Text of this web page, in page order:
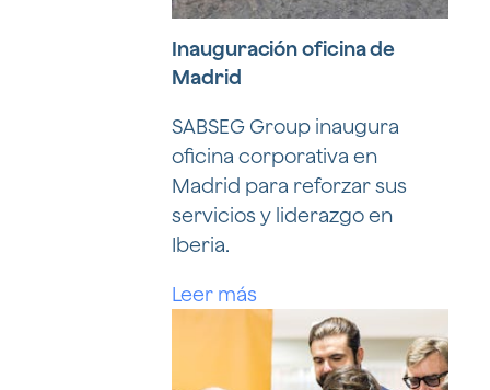
Inauguración oficina de
Madrid
SABSEG Group inaugura
oficina corporativa en
Madrid para reforzar sus
servicios y liderazgo en
Iberia.
Leer más